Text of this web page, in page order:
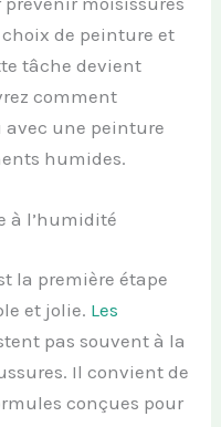
de peinture et
tâche devient
comment
avec une peinture
humides.
à l’humidité
la première étape
et jolie. Les
pas souvent à la
Il convient de
conçues pour